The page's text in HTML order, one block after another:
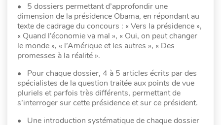
• 5 dossiers permettant d’approfondir une
dimension de la présidence Obama, en répondant au
texte de cadrage du concours : « Vers la présidence »,
« Quand l’économie va mal », « Oui, on peut changer
le monde », « l’Amérique et les autres », « Des
promesses à la réalité ».
• Pour chaque dossier, 4 à 5 articles écrits par des
spécialistes de la question traitée aux points de vue
pluriels et parfois très différents, permettant de
s’interroger sur cette présidence et sur ce président.
• Une introduction systématique de chaque dossier